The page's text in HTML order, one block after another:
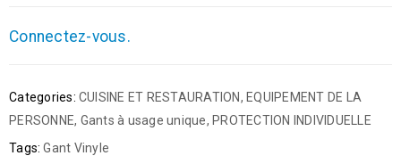
Connectez-vous.
Categories: CUISINE ET RESTAURATION, EQUIPEMENT DE LA
PERSONNE, Gants à usage unique, PROTECTION INDIVIDUELLE
Tags: Gant Vinyle